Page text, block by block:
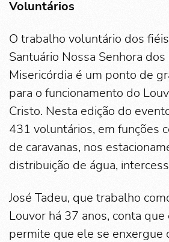
Voluntários
O trabalho voluntário dos
Santuário Nossa Senhora
Misericórdia é um ponto de
para o funcionamento do
Cristo. Nesta edição do
431 voluntários, em funções
de caravanas, nos
distribuição de água,
José Tadeu, que trabalho
Louvor há 37 anos, conta
permite que ele se enxergue